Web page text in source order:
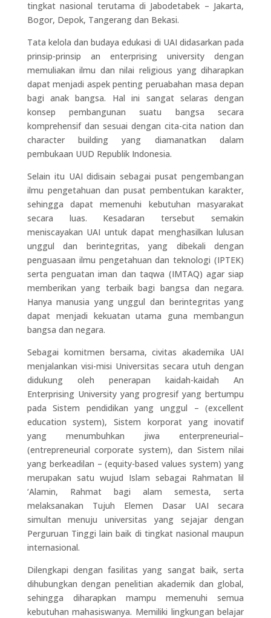
tingkat nasional terutama di Jabodetabek – Jakarta,
Bogor, Depok, Tangerang dan Bekasi.
Tata kelola dan budaya edukasi di UAI didasarkan pada
prinsip-prinsip an enterprising university dengan
memuliakan ilmu dan nilai religious yang diharapkan
dapat menjadi aspek penting peruabahan masa depan
bagi anak bangsa. Hal ini sangat selaras dengan
konsep pembangunan suatu bangsa secara
komprehensif dan sesuai dengan cita-cita nation dan
character building yang diamanatkan dalam
pembukaan UUD Republik Indonesia.
Selain itu UAI didisain sebagai pusat pengembangan
ilmu pengetahuan dan pusat pembentukan karakter,
sehingga dapat memenuhi kebutuhan masyarakat
secara luas. Kesadaran tersebut semakin
meniscayakan UAI untuk dapat menghasilkan lulusan
unggul dan berintegritas, yang dibekali dengan
penguasaan ilmu pengetahuan dan teknologi (IPTEK)
serta penguatan iman dan taqwa (IMTAQ) agar siap
memberikan yang terbaik bagi bangsa dan negara.
Hanya manusia yang unggul dan berintegritas yang
dapat menjadi kekuatan utama guna membangun
bangsa dan negara.
Sebagai komitmen bersama, civitas akademika UAI
menjalankan visi-misi Universitas secara utuh dengan
didukung oleh penerapan kaidah-kaidah An
Enterprising University yang progresif yang bertumpu
pada Sistem pendidikan yang unggul – (excellent
education system), Sistem korporat yang inovatif
yang menumbuhkan jiwa enterpreneurial–
(entrepreneurial corporate system), dan Sistem nilai
yang berkeadilan – (equity-based values system) yang
merupakan satu wujud Islam sebagai Rahmatan lil
‘Alamin, Rahmat bagi alam semesta, serta
melaksanakan Tujuh Elemen Dasar UAI secara
simultan menuju universitas yang sejajar dengan
Perguruan Tinggi lain baik di tingkat nasional maupun
internasional.
Dilengkapi dengan fasilitas yang sangat baik, serta
dihubungkan dengan penelitian akademik dan global,
sehingga diharapkan mampu memenuhi semua
kebutuhan mahasiswanya. Memiliki lingkungan belajar